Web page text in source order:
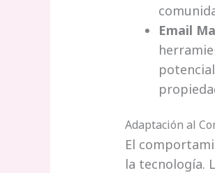
Email
Adaptación al
El
la tecnología.